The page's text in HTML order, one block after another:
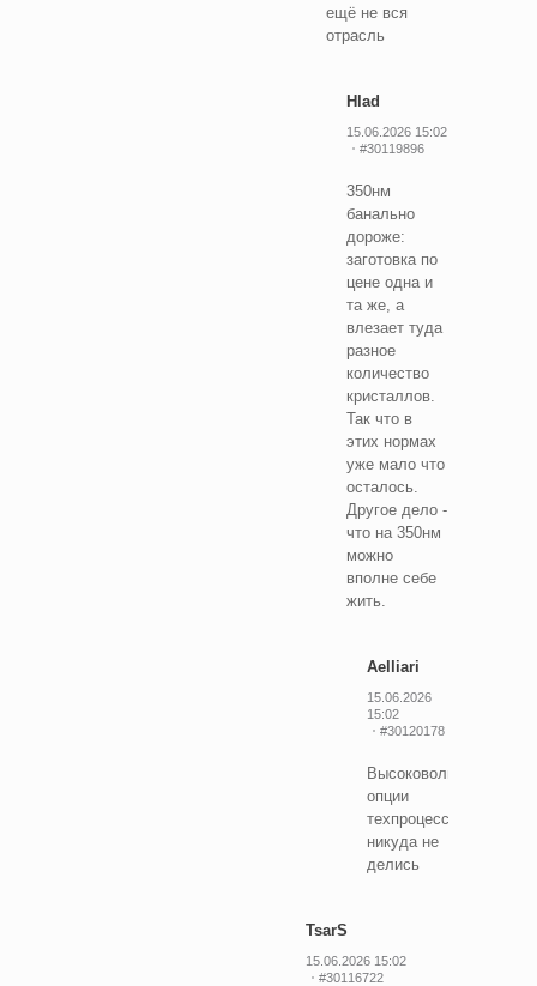
ещё не вся
отрасль
Hlad
15.06.2026 15:02
#30119896
350нм
банально
дороже:
заготовка по
цене одна и
та же, а
влезает туда
разное
количество
кристаллов.
Так что в
этих нормах
уже мало что
осталось.
Другое дело -
что на 350нм
можно
вполне себе
жить.
Aelliari
15.06.2026
15:02
#30120178
Высоковольтные
опции
техпроцесса
никуда не
делись
TsarS
15.06.2026 15:02
#30116722